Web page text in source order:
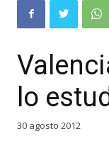
lo
30 agosto 2012